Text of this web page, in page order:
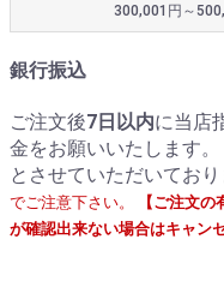
300,001円～
銀行振込
ご注文後7日以内に当店
金をお願いいたします
とさせていただいており
でご注意下さい。
【ご注文
が確認出来ない場合はキャン